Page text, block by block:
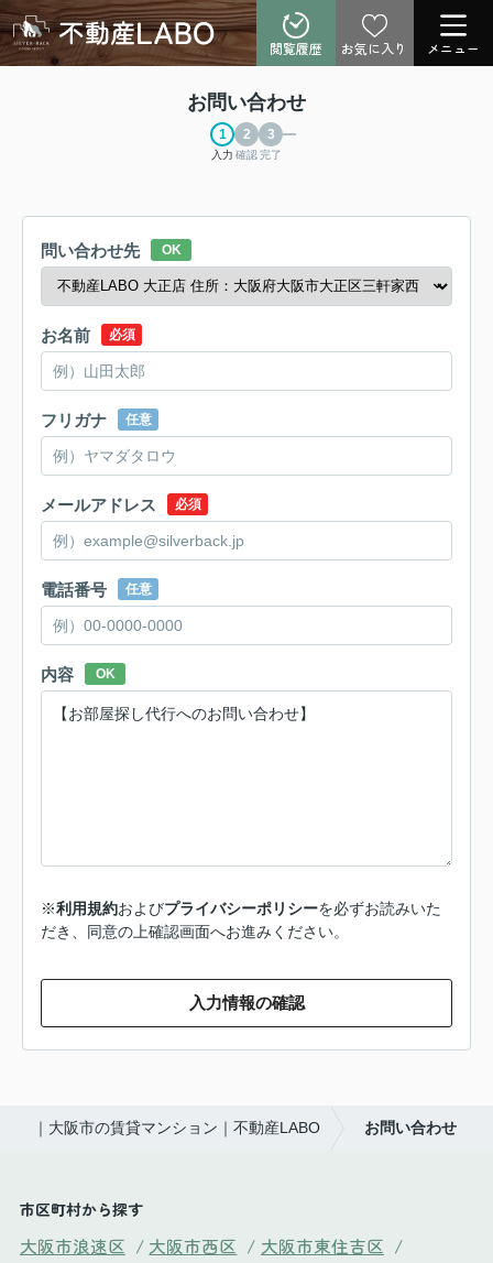
閲覧履歴 お気に入り メニュー
お問い合わせ
入力 確認完了
問い合わせ先 OK
お名前 必須
フリガナ 任意
メールアドレス 必須
電話番号 任意
内容 OK
※利用規約およびプライバシーポリシーを必ずお読みいた
だき、同意の上確認画面へお進みください。
入力情報の確認
｜大阪市の賃貸マンション｜不動産LABO お問い合わせ
市区町村から探す
大阪市浪速区 / 大阪市西区 / 大阪市東住吉区 /